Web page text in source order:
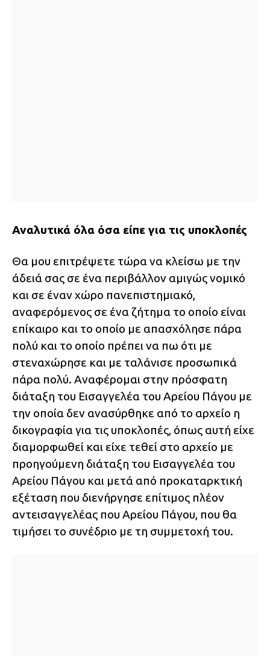
Αναλυτικά όλα όσα είπε για τις υποκλοπές
Θα μου επιτρέψετε τώρα να κλείσω με την
άδειά σας σε ένα περιβάλλον αμιγώς νομικό
και σε έναν χώρο πανεπιστημιακό,
αναφερόμενος σε ένα ζήτημα το οποίο είναι
επίκαιρο και το οποίο με απασχόλησε πάρα
πολύ και το οποίο πρέπει να πω ότι με
στεναχώρησε και με ταλάνισε προσωπικά
πάρα πολύ. Αναφέρομαι στην πρόσφατη
διάταξη του Εισαγγελέα του Αρείου Πάγου με
την οποία δεν ανασύρθηκε από το αρχείο η
δικογραφία για τις υποκλοπές, όπως αυτή είχε
διαμορφωθεί και είχε τεθεί στο αρχείο με
προηγούμενη διάταξη του Εισαγγελέα του
Αρείου Πάγου και μετά από προκαταρκτική
εξέταση που διενήργησε επίτιμος πλέον
αντεισαγγελέας που Αρείου Πάγου, που θα
τιμήσει το συνέδριο με τη συμμετοχή του.